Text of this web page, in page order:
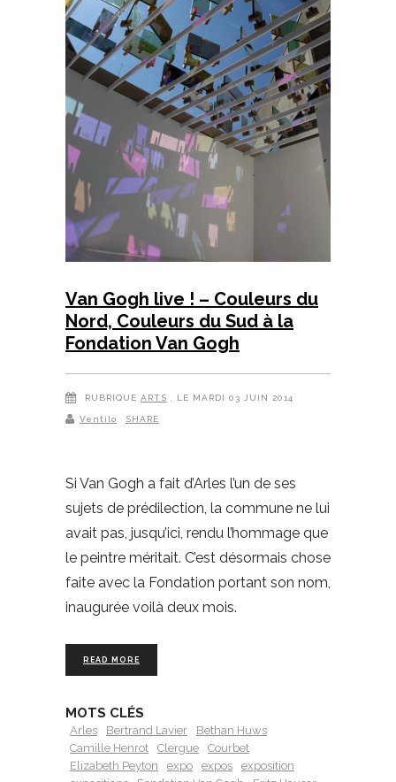
Van Gogh live ! – Couleurs du
Nord, Couleurs du Sud à la
Fondation Van Gogh
RUBRIQUE ARTS , LE MARDI 03 JUIN 2014
Ventilo SHARE
Si Van Gogh a fait d’Arles l’un de ses
sujets de prédilection, la commune ne lui
avait pas, jusqu’ici, rendu l’hommage que
le peintre méritait. C’est désormais chose
faite avec la Fondation portant son nom,
inaugurée voilà deux mois.
READ MORE
MOTS CLÉS
Arles Bertrand Lavier
Bethan Huws
Camille Henrot
Clergue
Courbet
Elizabeth Peyton
expo expos
exposition